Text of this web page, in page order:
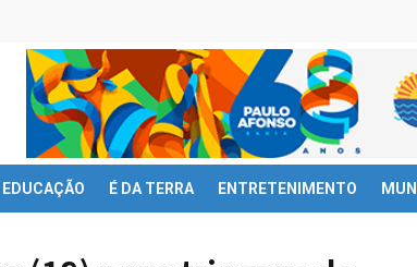
EDUCAÇÃO É DA TERRA ENTRETENIMENTO